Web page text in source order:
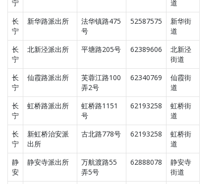
宁
道
长
宁
新华路派出所
法华镇路475
号
52587575
新华街
道
长
宁
北新泾派出所 平塘路205号 62389606
北新泾
街道
长
宁
仙霞路派出所
芙蓉江路100
弄2号
62340769
仙霞街
道
长
宁
虹桥路派出所
虹桥路1151
号
62193258
虹桥街
道
长
宁
新虹桥治安派
出所
古北路778号 62193258
虹桥街
道
静
安
静安寺派出所
万航渡路55
弄5号
62888078
静安寺
街道